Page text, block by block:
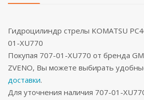
Гидроцилиндр стрелы KOMATSU
01-XU770
Покупая 707-01-XU770 от бренда
ZVENO, Вы можете выбирать
доставки.
Для уточнения наличия 707-01-